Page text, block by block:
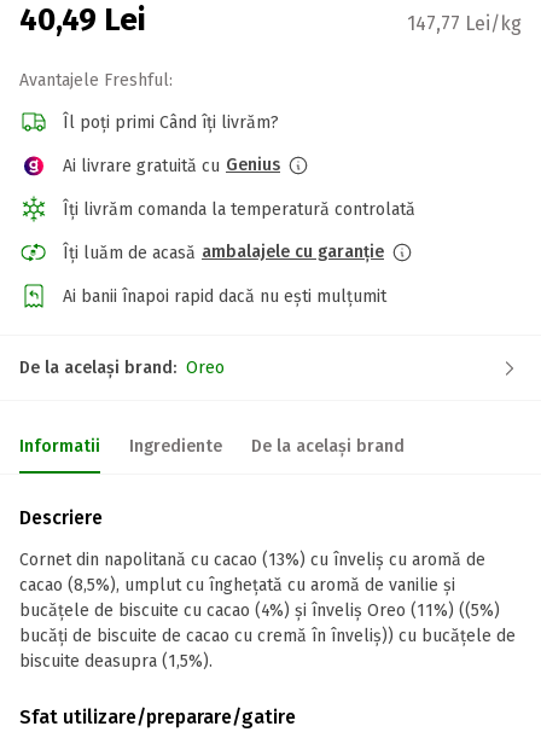
40,49 Lei 147,77 Lei/kg
Avantajele Freshful:
Îl poți primi Când îți livrăm?
Ai livrare gratuită cu Genius
Îți livrăm comanda la temperatură controlată
Îți luăm de acasă ambalajele cu garanție
Ai banii înapoi rapid dacă nu ești mulțumit
De la același brand: Oreo
Informatii Ingrediente De la același brand
Descriere
Cornet din napolitană cu cacao (13%) cu înveliș cu aromă de
cacao (8,5%), umplut cu îngheţată cu aromă de vanilie și
bucățele de biscuite cu cacao (4%) şi înveliş Oreo (11%) ((5%)
bucăți de biscuite de cacao cu cremă în înveliș)) cu bucăţele de
biscuite deasupra (1,5%).
Sfat utilizare/preparare/gatire